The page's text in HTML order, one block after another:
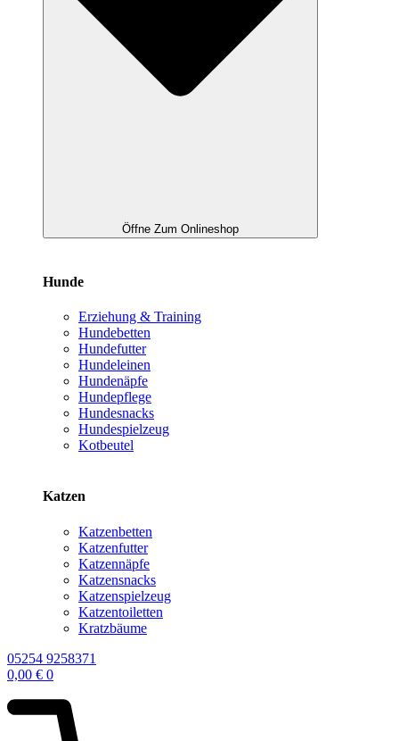
Öffne Zum Onlineshop
Hunde
Erziehung & Training
Hundebetten
Hundefutter
Hundeleinen
Hundenäpfe
Hundepflege
Hundesnacks
Hundespielzeug
Kotbeutel
Katzen
Katzenbetten
Katzenfutter
Katzennäpfe
Katzensnacks
Katzenspielzeug
Katzentoiletten
Kratzbäume
05254 9258371
0,00 € 0